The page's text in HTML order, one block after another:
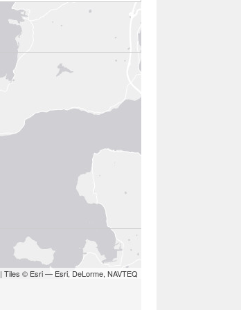
| Tiles © Esri — Esri, DeLorme, NAVTEQ